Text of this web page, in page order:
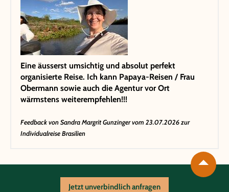
Eine äusserst umsichtig und absolut perfekt
organisierte Reise. Ich kann Papaya-Reisen / Frau
Obermann sowie auch die Agentur vor Ort
wärmstens weiterempfehlen!!!
Feedback vonSandra Margrit Gunzingervom 23.07.2026 zur
Individualreise Brasilien
Jetzt unverbindlich anfragen